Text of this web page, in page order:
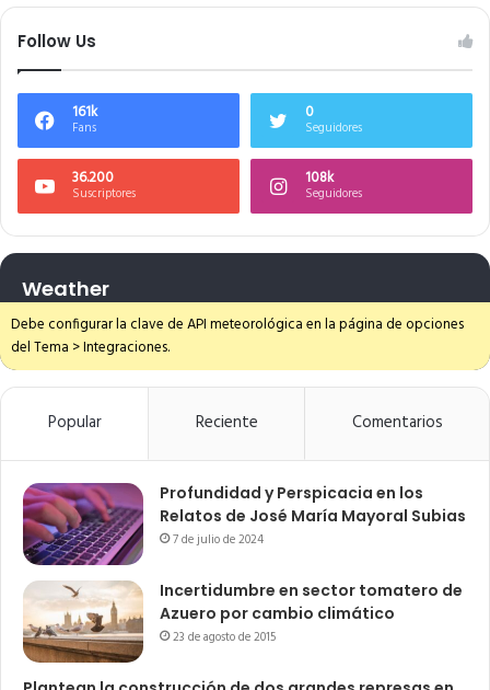
Follow Us
161k
Fans
0
Seguidores
36.200
Suscriptores
108k
Seguidores
Weather
Debe configurar la clave de API meteorológica en la página de opciones
del Tema > Integraciones.
Popular Reciente Comentarios
Profundidad y Perspicacia en los
Relatos de José María Mayoral Subias
7 de julio de 2024
Incertidumbre en sector tomatero de
Azuero por cambio climático
23 de agosto de 2015